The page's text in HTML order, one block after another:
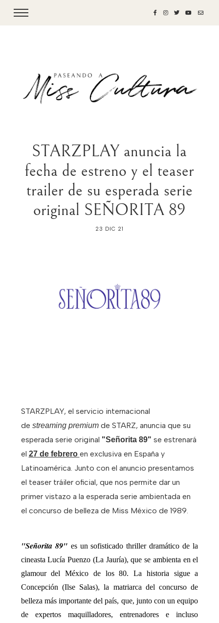
STARZPLAY anuncia la
fecha de estreno y el teaser
trailer de su esperada serie
original SEÑORITA 89
23 DIC 21
STARZPLAY, el servicio internacional
de streaming premium de STARZ, anuncia que su
esperada serie original "Señorita 89" se estrenará
el 27 de febrero en exclusiva en España y
Latinoamérica. Junto con el anuncio presentamos
el teaser tráiler oficial, que nos permite dar un
primer vistazo a la esperada serie ambientada en
el concurso de belleza de Miss México de 1989.
"Señorita 89" es un sofisticado thriller dramático de la
cineasta Lucía Puenzo (La Jauría), que se ambienta en el
glamour del México de los 80. La historia sigue a
Concepción (Ilse Salas), la matriarca del concurso de
belleza más importante del país, que, junto con un equipo
de expertos maquilladores, entrenadores e incluso